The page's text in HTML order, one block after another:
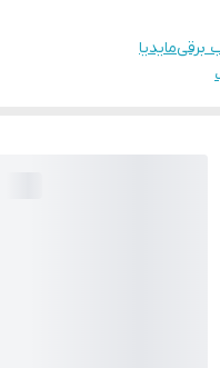
برقیمایدیا